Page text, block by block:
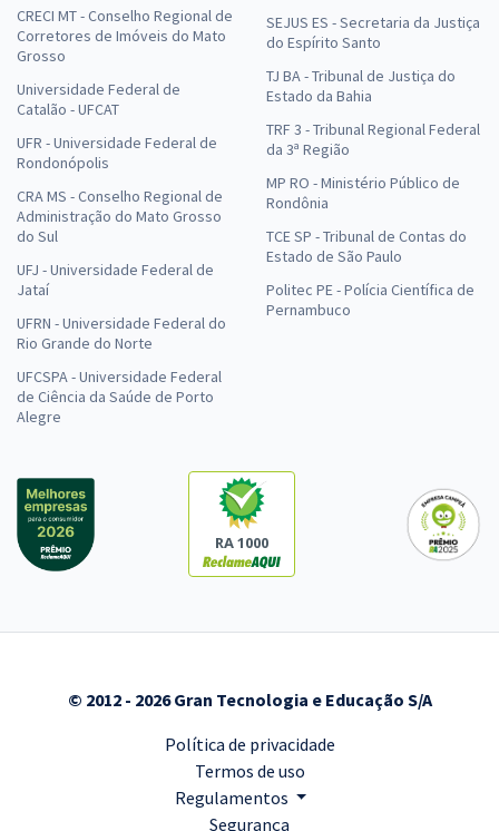
CRECI MT - Conselho Regional de
Corretores de Imóveis do Mato
Grosso
Universidade Federal de
Catalão - UFCAT
UFR - Universidade Federal de
Rondonópolis
CRA MS - Conselho Regional de
Administração do Mato Grosso
do Sul
UFJ - Universidade Federal de
Jataí
UFRN - Universidade Federal do
Rio Grande do Norte
UFCSPA - Universidade Federal
de Ciência da Saúde de Porto
Alegre
SEJUS ES - Secretaria da Justiça
do Espírito Santo
TJ BA - Tribunal de Justiça do
Estado da Bahia
TRF 3 - Tribunal Regional Federal
da 3ª Região
MP RO - Ministério Público de
Rondônia
TCE SP - Tribunal de Contas do
Estado de São Paulo
Politec PE - Polícia Científica de
Pernambuco
RA 1000
© 2012 - 2026 Gran Tecnologia e Educação S/A
Política de privacidade
Termos de uso
Regulamentos
Segurança